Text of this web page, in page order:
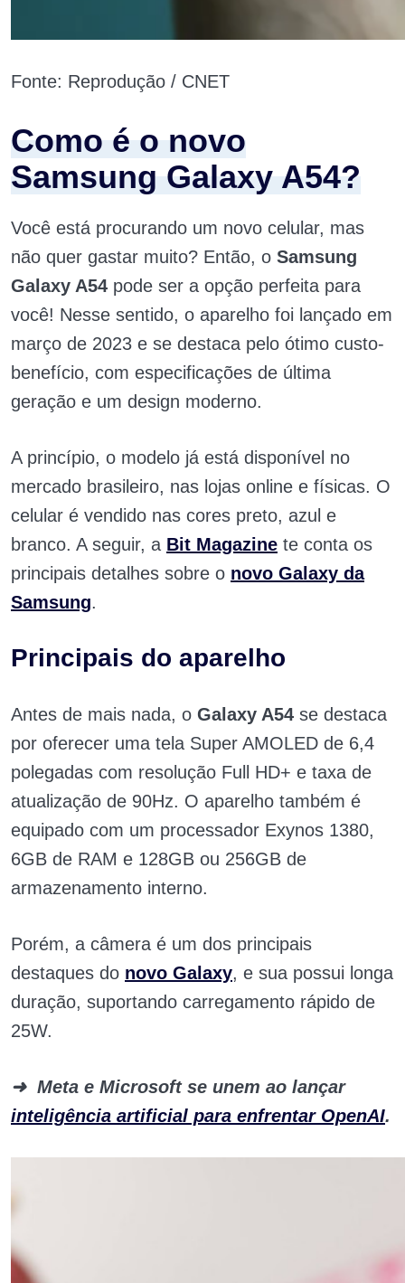
Fonte: Reprodução / CNET
Como é o novo
Samsung Galaxy A54?
Você está procurando um novo celular, mas
não quer gastar muito? Então, o Samsung
Galaxy A54 pode ser a opção perfeita para
você! Nesse sentido, o aparelho foi lançado em
março de 2023 e se destaca pelo ótimo custo-
benefício, com especificações de última
geração e um design moderno.
A princípio, o modelo já está disponível no
mercado brasileiro, nas lojas online e físicas. O
celular é vendido nas cores preto, azul e
branco. A seguir, a Bit Magazine te conta os
principais detalhes sobre o novo Galaxy da
Samsung.
Principais do aparelho
Antes de mais nada, o Galaxy A54 se destaca
por oferecer uma tela Super AMOLED de 6,4
polegadas com resolução Full HD+ e taxa de
atualização de 90Hz. O aparelho também é
equipado com um processador Exynos 1380,
6GB de RAM e 128GB ou 256GB de
armazenamento interno.
Porém, a câmera é um dos principais
destaques do novo Galaxy, e sua possui longa
duração, suportando carregamento rápido de
25W.
➜ Meta e Microsoft se unem ao lançar
inteligência artificial para enfrentar OpenAI.